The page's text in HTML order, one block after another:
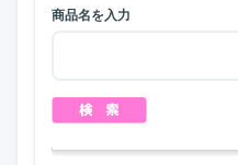
商品名を入力